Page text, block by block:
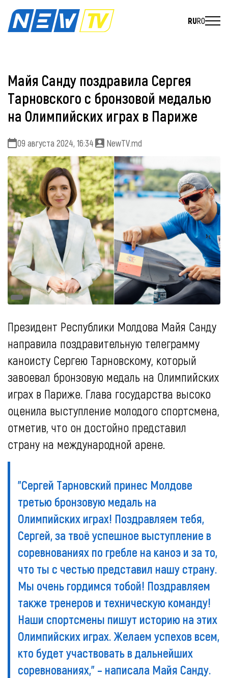
RURO
Майя Санду поздравила Сергея
Тарновского с бронзовой медалью
на Олимпийских играх в Париже
09 августа 2024, 16:34 NewTV.md
Президент Республики Молдова Майя Санду
направила поздравительную телеграмму
каноисту Сергею Тарновскому, который
завоевал бронзовую медаль на Олимпийских
играх в Париже. Глава государства высоко
оценила выступление молодого спортсмена,
отметив, что он достойно представил
страну на международной арене.
"Сергей Тарновский принес Молдове
третью бронзовую медаль на
Олимпийских играх! Поздравляем тебя,
Сергей, за твоё успешное выступление в
соревнованиях по гребле на каноэ и за то,
что ты с честью представил нашу страну.
Мы очень гордимся тобой! Поздравляем
также тренеров и техническую команду!
Наши спортсмены пишут историю на этих
Олимпийских играх. Желаем успехов всем,
кто будет участвовать в дальнейших
соревнованиях," – написала Майя Санду.